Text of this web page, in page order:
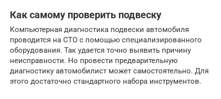
Как самому проверить подвеску
Компьютерная диагностика подвески автомобиля
проводится на СТО с помощью специализированного
оборудования. Так удается точно выявить причину
неисправности. Но провести предварительную
диагностику автомобилист может самостоятельно. Для
этого достаточно стандартного набора инструментов.